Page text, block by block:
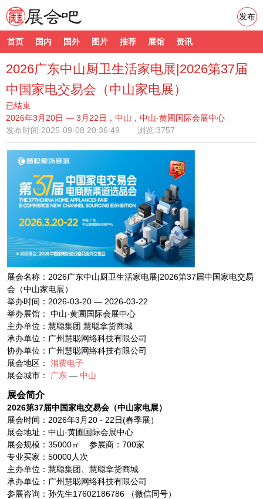
首页 国内 国外 图片 推荐 展馆 资讯
发布
2026广东中山厨卫生活家电展|2026第37届
中国家电交易会（中山家电展）
已结束
2026年3月20日 — 3月22日，中山，中山·黄圃国际会展中心
发布时间:2025-09-08 20:36:49 浏览:3757
展会名称：2026广东中山厨卫生活家电展|2026第37届中国家电交易
会（中山家电展）
举办时间：2026-03-20 — 2026-03-22
举办展馆： 中山·黄圃国际会展中心
主办单位：慧聪集团 慧聪拿货商城
承办单位：广州慧聪网络科技有限公司
协办单位：广州慧聪网络科技有限公司
展会地区： 消费电子
展会城市：
广东 — 中山
展会简介
2026第37届中国家电交易会 （中山家电展）
展会时间：2026年3月20 - 22日(春季展）
展会地址：中山·黄圃国际会展中心
展会规模：35000㎡ 参展商：700家
专业买家：50000人次
主办单位：慧聪集团、慧聪拿货商城
承办单位：广州慧聪网络科技有限公司
参展咨询：孙先生17602186786 （微信同号）